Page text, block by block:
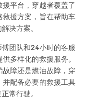
平台，穿越者覆盖了
援方案，旨在帮助车
决方案。
团队和24小时的客服
多样化的救援服务。
障还是燃油故障，穿
配备必要的救援工具
常行驶。